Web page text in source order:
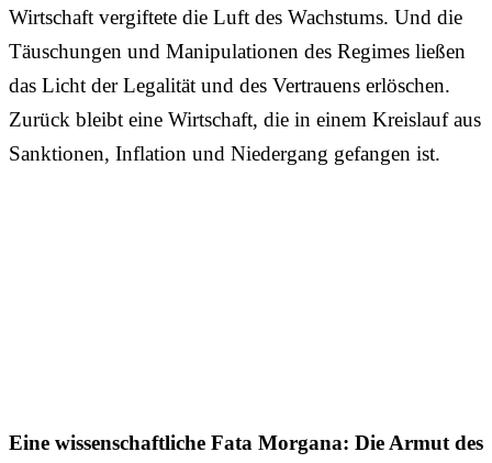
Wirtschaft vergiftete die Luft des Wachstums. Und die
Täuschungen und Manipulationen des Regimes ließen
das Licht der Legalität und des Vertrauens erlöschen.
Zurück bleibt eine Wirtschaft, die in einem Kreislauf aus
Sanktionen, Inflation und Niedergang gefangen ist.
Eine wissenschaftliche Fata Morgana: Die Armut des